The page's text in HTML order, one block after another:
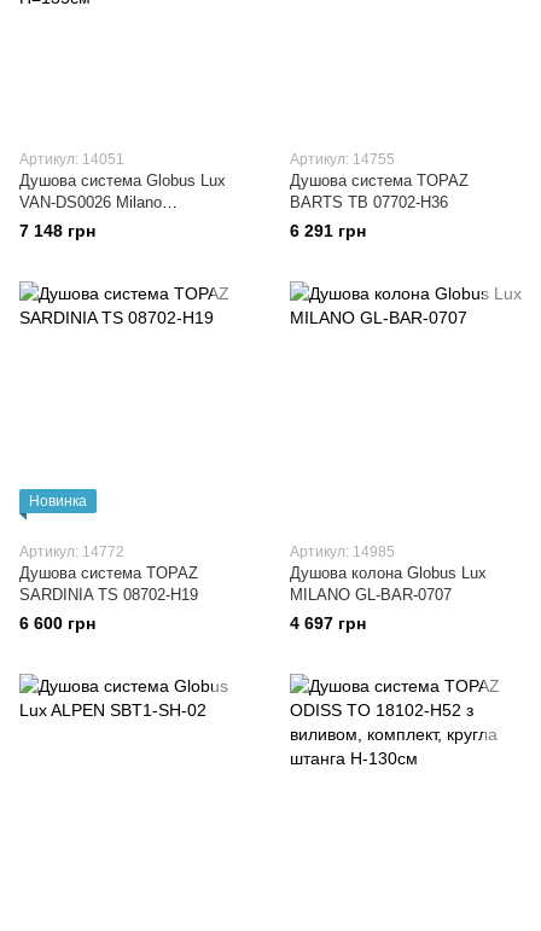
Артикул: 14051
Душова система Globus Lux
VAN-DS0026 Milano
Лійка.Тропік30*30см нерж з
виливом латунь-Штанга
7 148 грн
Артикул: 14755
Душова система TOPAZ
BARTS TB 07702-H36
6 291 грн
Новинка
Артикул: 14772
Душова система TOPAZ
SARDINIA TS 08702-H19
6 600 грн
Артикул: 14985
Душова колона Globus Lux
MILANO GL-BAR-0707
4 697 грн